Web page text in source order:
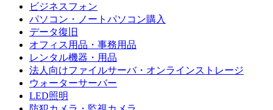
ビジネスフォン
パソコン・ノートパソコン購入
データ復旧
オフィス用品・事務用品
レンタル機器・用品
法人向けファイルサーバ・オンラインストレージ
ウォーターサーバー
LED照明